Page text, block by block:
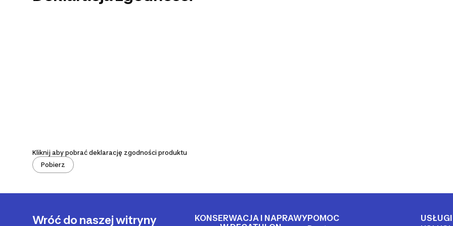
Kliknij aby pobrać deklarację zgodności produktu
Pobierz
Wróć do naszej witryny
KONSERWACJA I NAPRAWYPOMOC
USŁUGI